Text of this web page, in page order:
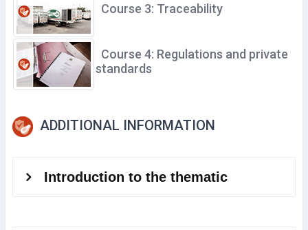
Course 3: Traceability
Course 4: Regulations and private
standards
ADDITIONAL INFORMATION